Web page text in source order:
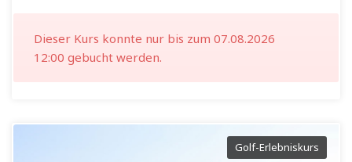
Dieser Kurs konnte nur bis zum 07.08.2026
12:00 gebucht werden.
Golf-Erlebniskurs